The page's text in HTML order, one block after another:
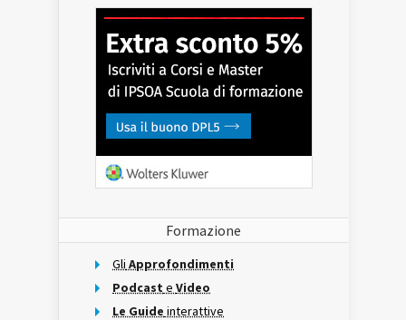
Formazione
Gli Approfondimenti
Podcast e Video
Le Guide interattive